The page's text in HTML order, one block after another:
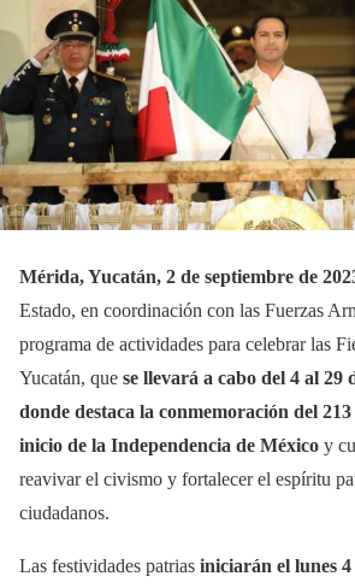
Mérida, Yucatán, 2 de septiembre de
Estado, en coordinación con las Fuerzas
programa de actividades para celebrar las
Yucatán, que se llevará a cabo del 4 al 29
donde destaca la conmemoración del
inicio de la Independencia de México y
reavivar el civismo y fortalecer el espíritu
ciudadanos.
Las festividades patrias iniciarán el lunes